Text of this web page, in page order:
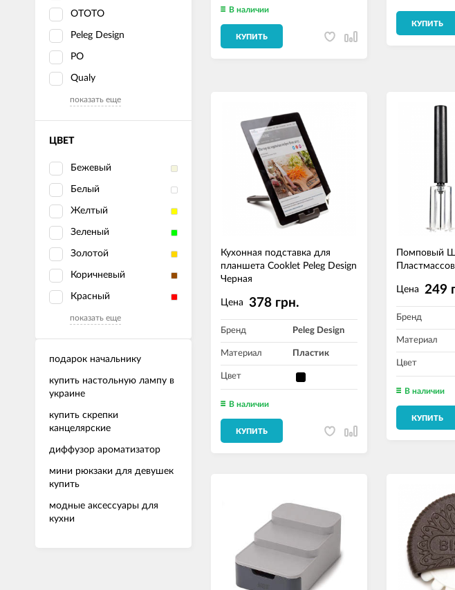
OTOTO
Peleg Design
PO
Qualy
показать еще
ЦВЕТ
Бежевый
Белый
Желтый
Зеленый
Золотой
Коричневый
Красный
показать еще
подарок начальнику
купить настольную лампу в
украине
купить скрепки
канцелярские
диффузор ароматизатор
мини рюкзаки для девушек
купить
модные аксессуары для
кухни
В наличии
КУПИТЬ
КУПИТЬ
Кухонная подставка для
планшета Cooklet Peleg Design
Черная
Цена 378 грн.
Бренд Peleg Design
Материал Пластик
Цвет
В наличии
КУПИТЬ
Помповый
Цена 249
Бренд
Материал
Цвет
В наличии
КУПИТЬ